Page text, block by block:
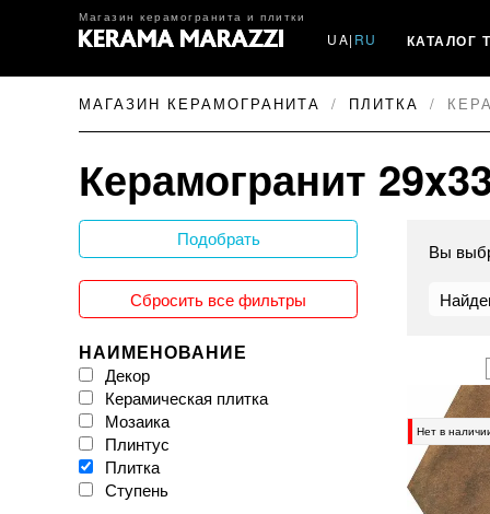
Магазин керамогранита и плитки
UA| RU КАТАЛОГ
МАГАЗИН КЕРАМОГРАНИТА ПЛИТКА
Керамогранит
Вы
Нет в
Подобрать
Сбросить все фильтры
НАИМЕНОВАНИЕ
Декор
Керамическая плитка
Мозаика
Плинтус
Плитка
Ступень